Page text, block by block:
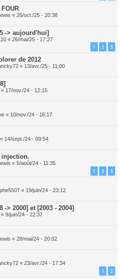
« 26/oct./25 - 20:38
-> aujourd'hui]
« 26/mai/25 - 17:27
1 2 3
de 2012
« 13/avr./25 - 11:00
« 17/nov./24 - 12:15
« 10/nov./24 - 16:17
« 14/sept./24 - 09:54
injection.
« 5/août/24 - 11:35
1 2 3
« 19/juin/24 - 23:12
> 2000] et [2003 - 2004]
« 9/juin/24 - 22:37
« 28/mai/24 - 20:02
« 23/avr./24 - 17:34
1 2